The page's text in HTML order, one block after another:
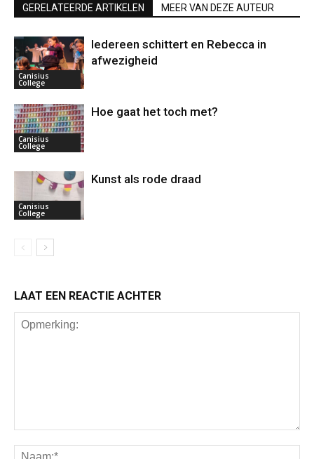
GERELATEERDE ARTIKELEN MEER VAN DEZE AUTEUR
Canisius
College
Iedereen schittert en Rebecca in
afwezigheid
Canisius
College
Hoe gaat het toch met?
Canisius
College
Kunst als rode draad
LAAT EEN REACTIE ACHTER